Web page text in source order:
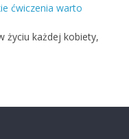
ćwiczenia warto
życiu każdej kobiety,